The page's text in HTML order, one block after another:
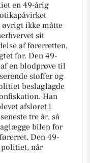
en 49-årig
ikke måtte
sit
af førerretten,
for. Den 49-
en blodprøve til
stoffer og
beslaglagde
Han
afsløret i
tre år, så
bilen for
Den 49-
når